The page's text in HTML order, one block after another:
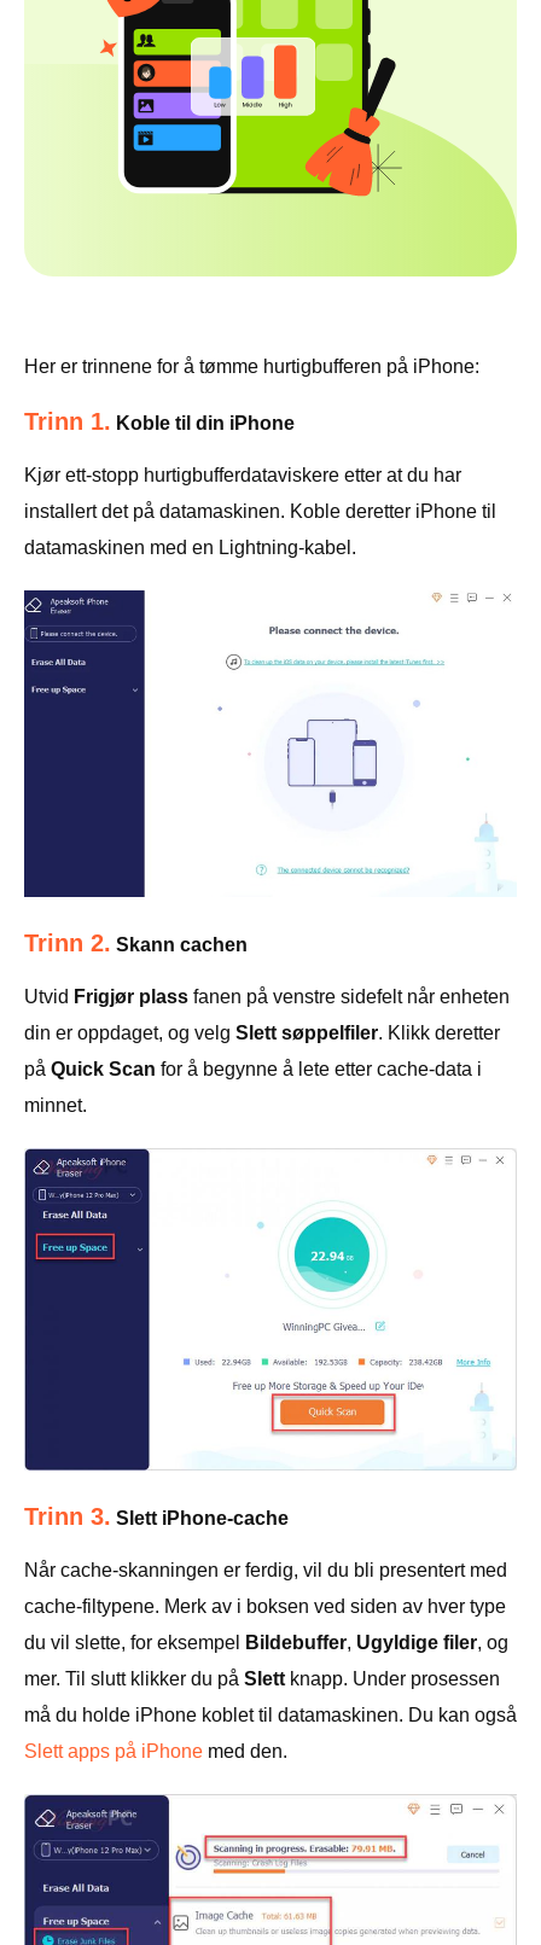
Her er trinnene for å tømme hurtigbufferen på iPhone:
Trinn 1. Koble til din iPhone
Kjør ett-stopp hurtigbufferdataviskere etter at du har
installert det på datamaskinen. Koble deretter iPhone til
datamaskinen med en Lightning-kabel.
Trinn 2. Skann cachen
Utvid Frigjør plass fanen på venstre sidefelt når enheten
din er oppdaget, og velg Slett søppelfiler. Klikk deretter
på Quick Scan for å begynne å lete etter cache-data i
minnet.
Trinn 3. Slett iPhone-cache
Når cache-skanningen er ferdig, vil du bli presentert med
cache-filtypene. Merk av i boksen ved siden av hver type
du vil slette, for eksempel
Bildebuffer, Ugyldige filer, og
mer. Til slutt klikker du på Slett knapp. Under prosessen
må du holde iPhone koblet til datamaskinen. Du kan også
Slett apps på iPhone med den.